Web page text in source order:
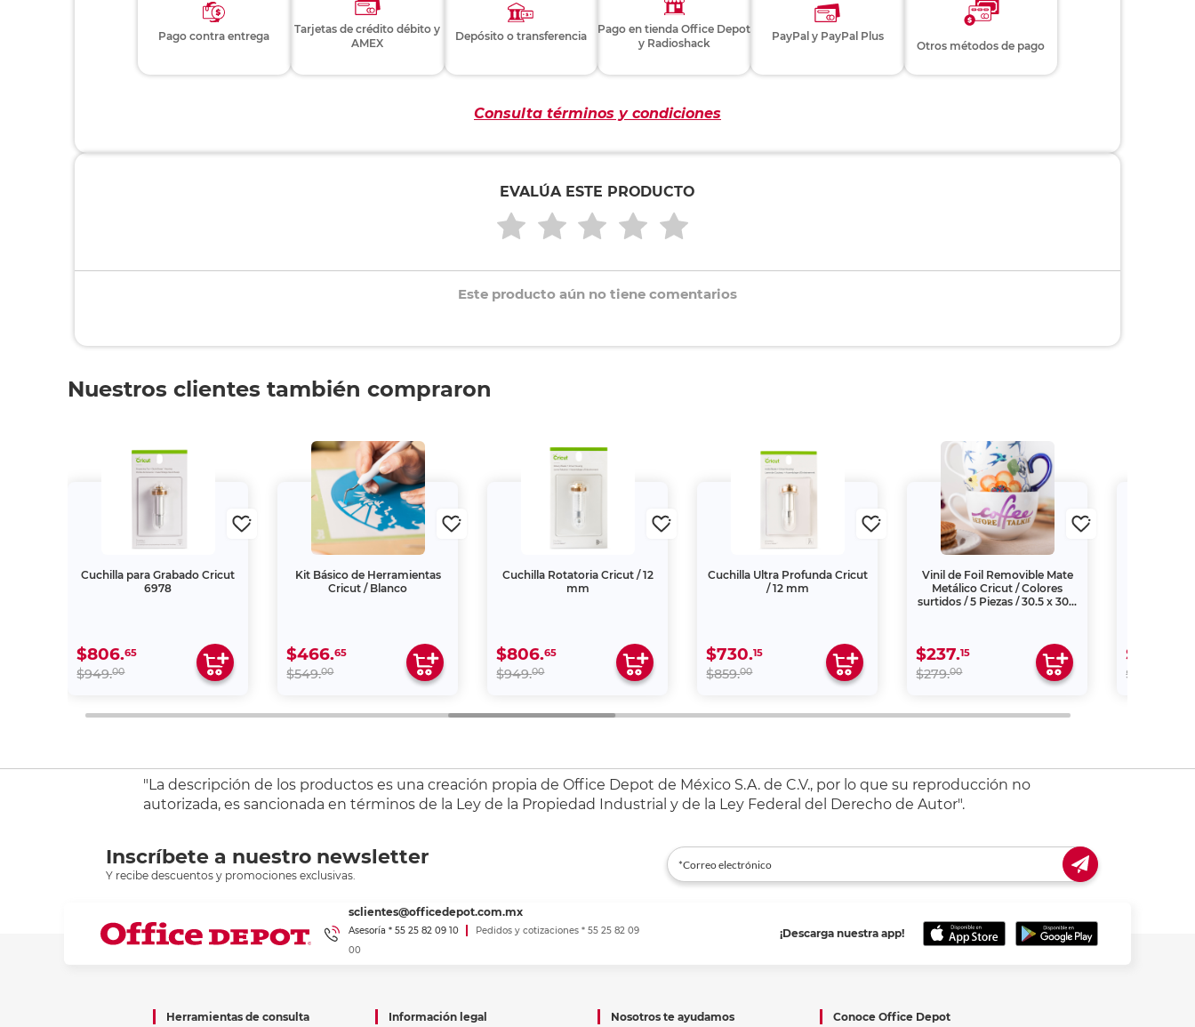
Pago contra entrega
Tarjetas de crédito débito y
AMEX
Depósito o transferencia
Pago en tienda Office Depot
y Radioshack
PayPal y PayPal Plus
Otros métodos de pago
Consulta términos y condiciones
EVALÚA ESTE PRODUCTO
Este producto aún no tiene comentarios
Nuestros clientes también compraron
Cuchilla para Grabado Cricut
6978
$806.65
$949.00
Kit Básico de Herramientas
Cricut / Blanco
$466.65
$549.00
Cuchilla Rotatoria Cricut / 12
mm
$806.65
$949.00
Cuchilla Ultra Profunda Cricut
/ 12 mm
$730.15
$859.00
Vinil de Foil Removible Mate
Metálico Cricut / Colores
surtidos / 5 Piezas / 30.5 x 30.5
$237.15
$279.00
$211.
$249.
"La descripción de los productos es una creación propia de Office Depot de México S.A. de C.V., por lo que su reproducción no
autorizada, es sancionada en términos de la Ley de la Propiedad Industrial y de la Ley Federal del Derecho de Autor".
Inscríbete a nuestro newsletter
Y recibe descuentos y promociones exclusivas.
¡Descarga nuestra app!
sclientes@officedepot.com.mx
Asesoría * 55 25 82 09 10
Pedidos y cotizaciones * 55 25 82 09
00
Herramientas de consulta Información legal Nosotros te ayudamos Conoce Office Depot